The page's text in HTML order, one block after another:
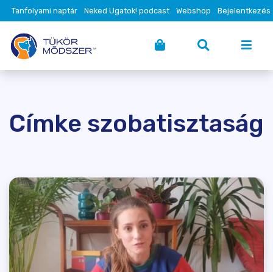
Tanfolyami naptár Neked Ugatok! podcast Webshop Bejelentkezés
Címke szobatisztaság